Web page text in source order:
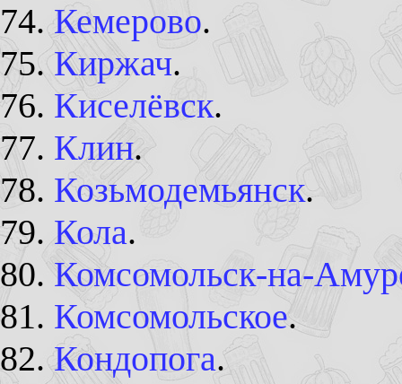
Кемерово.
Киржач.
Киселёвск.
Клин.
Козьмодемьянск.
Кола.
Комсомольск-на-
Комсомольское.
Кондопога.